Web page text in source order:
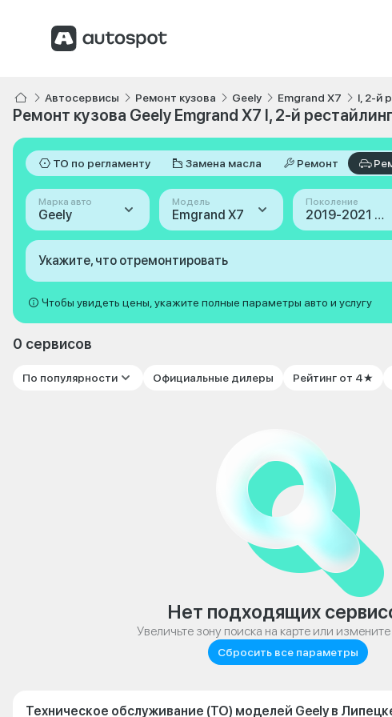
Автосервисы Ремонт кузова Geely Emgrand X7 I, 2-й
Ремонт кузова Geely Emgrand X7 I, 2-й
ТО по регламенту Замена масла Ремонт
Марка авто
Geely
Модель
Emgrand X7
Поколение
2019-2021 (I, 2-й рестайлинг)
Укажите, что отремонтировать
Чтобы увидеть цены, укажите полные параметры авто и услугу
0 сервисов
По популярности Официальные дилеры Рейтинг от 4★
Нет подходящих
Увеличьте зону поиска на карте или
Сбросить все параметры
Техническое обслуживание (ТО) моделей Geely в